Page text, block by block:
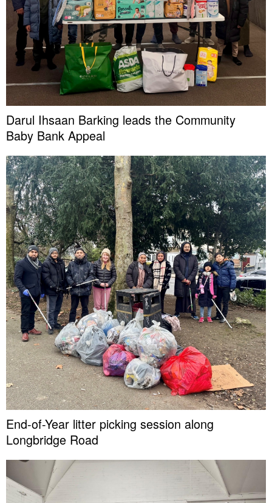
Darul Ihsaan Barking leads the Community
Baby Bank Appeal
End-of-Year litter picking session along
Longbridge Road